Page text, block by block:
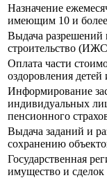
Назначение
имеющим 10 и более
Выдача
строительство
Оплата части
оздоровления
Информирование
индивидуальных
пенсионного
Выдача заданий и
сохранению
Государственная
имущество и